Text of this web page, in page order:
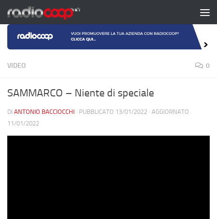
Salta al contenuto
VIDEO 0
SAMMARCO – Niente di speciale
DI ANTONIO BACCIOCCHI · PUBBLICATO 13/01/2022 · AGGIORNATO
11/01/2022